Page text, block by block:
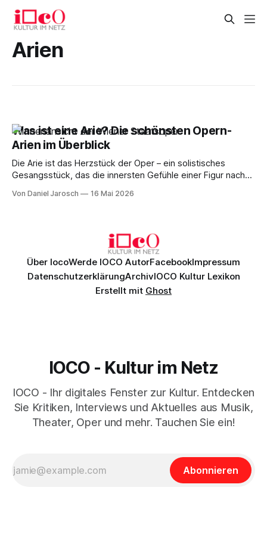
Arien
Was ist eine Arie? Die schönsten Opern-
Arien im Überblick
Die Arie ist das Herzstück der Oper – ein solistisches
Gesangsstück, das die innersten Gefühle einer Figur nach
verzweifeltes Liebesleid: In der Arie verdichtet sich das
Von Daniel Jarosch 16 Mai 2026
Über IocoWerde IOCO AutorFacebookImpressum
DatenschutzerklärungArchivIOCO Kultur Lexikon
Erstellt mit Ghost
IOCO - Kultur im Netz
IOCO - Ihr digitales Fenster zur Kultur. Entdecken
Sie Kritiken, Interviews und Aktuelles aus Musik,
Theater, Oper und mehr. Tauchen Sie ein!
Abonnieren